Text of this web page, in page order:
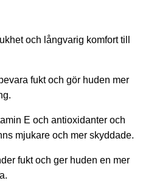
och långvarig komfort till
fukt och gör huden mer
E och antioxidanter och
mjukare och mer skyddade.
fukt och ger huden en mer